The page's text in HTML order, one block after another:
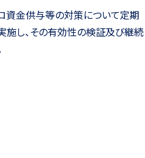
資金供与等の対策について定期
施し、その有効性の検証及び継続